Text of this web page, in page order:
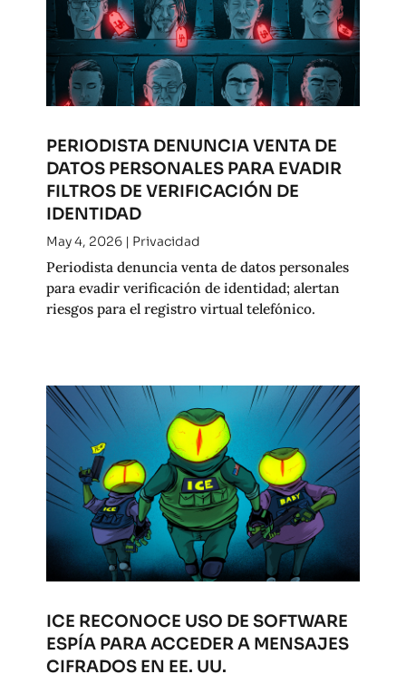
PERIODISTA DENUNCIA VENTA DE
DATOS PERSONALES PARA EVADIR
FILTROS DE VERIFICACIÓN DE
IDENTIDAD
May 4, 2026| Privacidad
Periodista denuncia venta de datos personales
para evadir verificación de identidad; alertan
riesgos para el registro virtual telefónico.
ICE RECONOCE USO DE SOFTWARE
ESPÍA PARA ACCEDER A MENSAJES
CIFRADOS EN EE. UU.